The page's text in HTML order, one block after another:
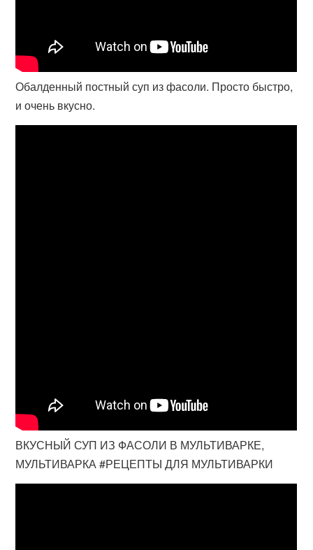
Обалденный постный суп из фасоли. Просто быстро,
и очень вкусно.
ВКУСНЫЙ СУП ИЗ ФАСОЛИ В МУЛЬТИВАРКЕ,
МУЛЬТИВАРКА #РЕЦЕПТЫ ДЛЯ МУЛЬТИВАРКИ